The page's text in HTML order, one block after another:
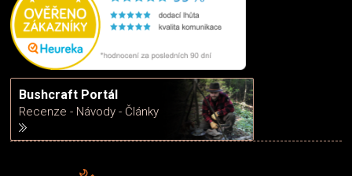
Bushcraft Portál
Recenze - Návody - Články